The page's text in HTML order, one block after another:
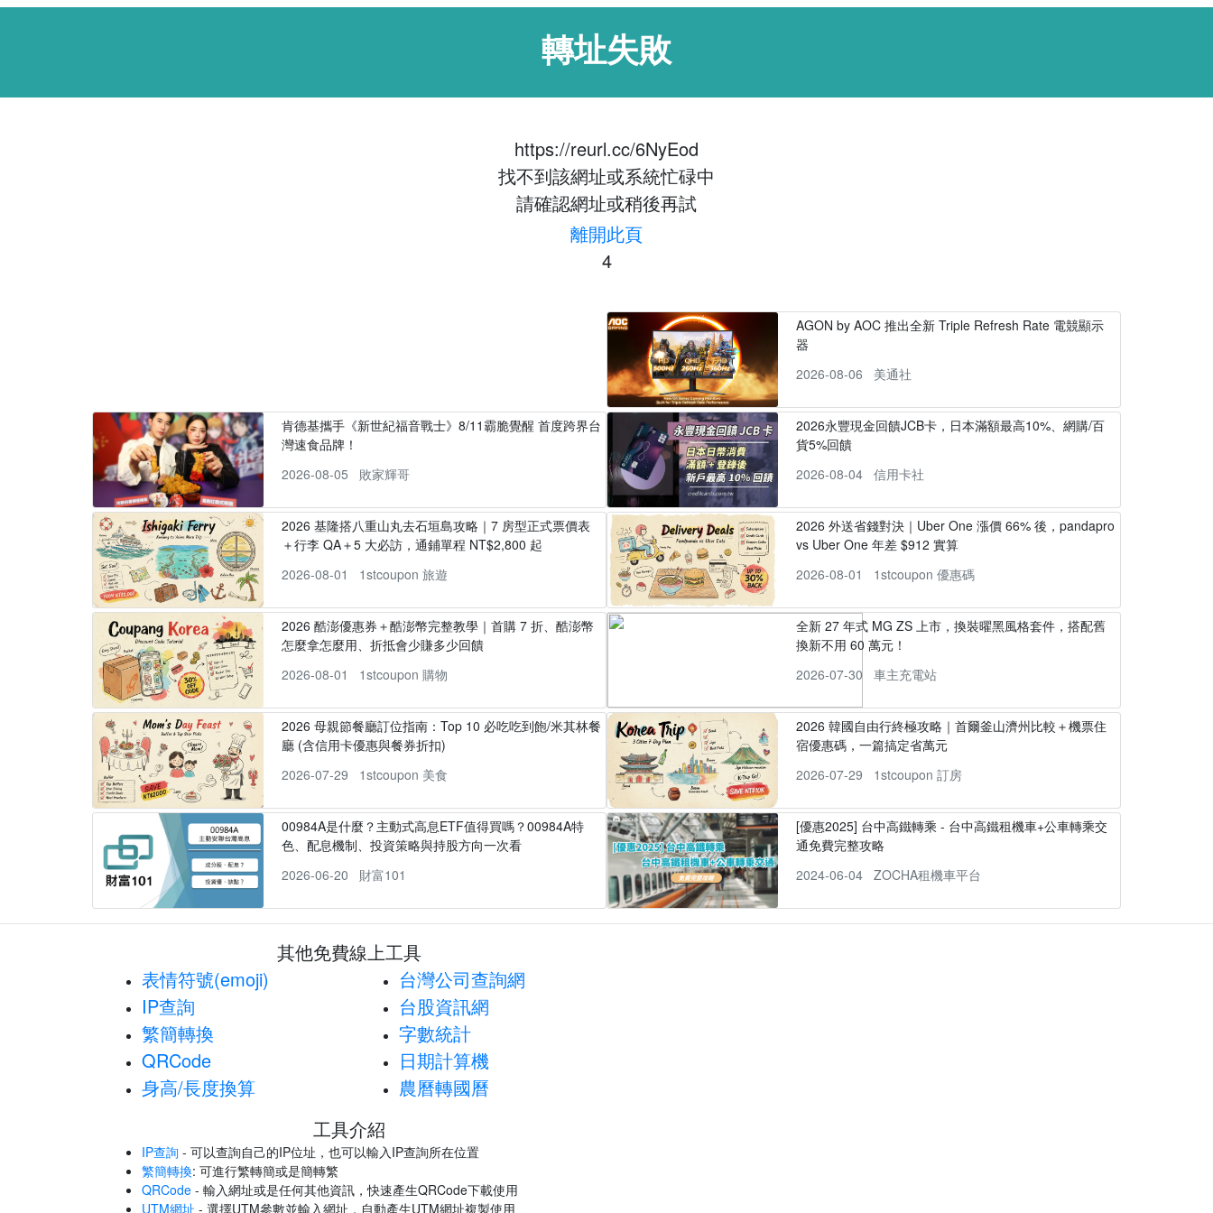
轉址失敗
https://reurl.cc/6NyEod
找不到該網址或系統忙碌中
請確認網址或稍後再試
離開此頁
4
AGON by AOC 推出全新 Triple Refresh Rate 電競顯示
器
2026-08-06
美通社
肯德基攜手《新世紀福音戰士》8/11霸脆覺醒 首度跨界台
灣速食品牌！
2026-08-05
敗家輝哥
2026永豐現金回饋JCB卡，日本滿額最高10%、網購/百
貨5%回饋
2026-08-04
信用卡社
2026 基隆搭八重山丸去石垣島攻略｜7 房型正式票價表
＋行李 QA＋5 大必訪，通鋪單程 NT$2,800 起
2026-08-01
1stcoupon 旅遊
2026 外送省錢對決｜Uber One 漲價 66% 後，pandapro
vs Uber One 年差 $912 實算
2026-08-01
1stcoupon 優惠碼
2026 酷澎優惠券＋酷澎幣完整教學｜首購 7 折、酷澎幣
怎麼拿怎麼用、折抵會少賺多少回饋
2026-08-01
1stcoupon 購物
全新 27 年式 MG ZS 上市，換裝曜黑風格套件，搭配舊
換新不用 60 萬元！
2026-07-30
車主充電站
2026 母親節餐廳訂位指南：Top 10 必吃吃到飽/米其林餐
廳 (含信用卡優惠與餐券折扣)
2026-07-29
1stcoupon 美食
2026 韓國自由行終極攻略｜首爾釜山濟州比較＋機票住
宿優惠碼，一篇搞定省萬元
2026-07-29
1stcoupon 訂房
00984A是什麼？主動式高息ETF值得買嗎？00984A特
色、配息機制、投資策略與持股方向一次看
2026-06-20
財富101
[優惠2025] 台中高鐵轉乘 - 台中高鐵租機車+公車轉乘交
通免費完整攻略
2024-06-04
ZOCHA租機車平台
其他免費線上工具
表情符號(emoji)
IP查詢
繁簡轉換
QRCode
身高/長度換算
台灣公司查詢網
台股資訊網
字數統計
日期計算機
農曆轉國曆
工具介紹
IP查詢 - 可以查詢自己的IP位址，也可以輸入IP查詢所在位置
繁簡轉換: 可進行繁轉簡或是簡轉繁
QRCode - 輸入網址或是任何其他資訊，快速產生QRCode下載使用
UTM網址 - 選擇UTM參數並輸入網址，自動產生UTM網址複製使用